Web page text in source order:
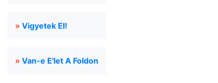
» Vigyetek El!
» Van-e E'let A Foldon